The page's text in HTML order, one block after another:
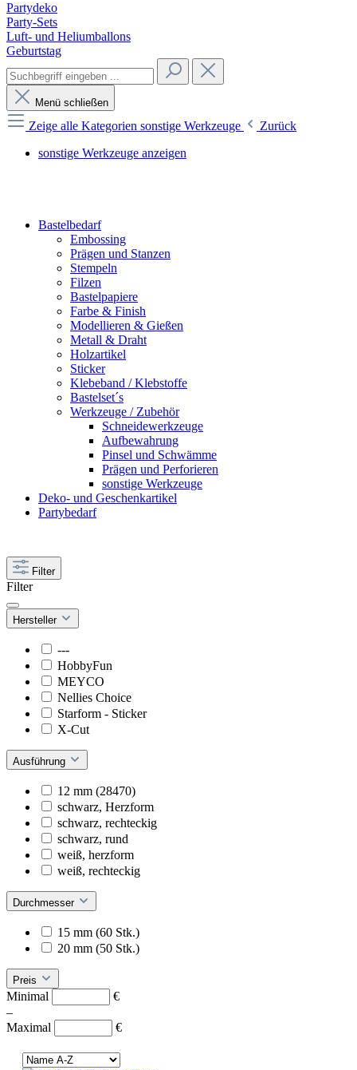
Partydeko
Party-Sets
Luft- und Heliumballons
Geburtstag
Menü schließen
Zeige alle Kategorien sonstige Werkzeuge
Zurück
sonstige Werkzeuge anzeigen
Bastelbedarf
Embossing
Prägen und Stanzen
Stempeln
Filzen
Bastelpapiere
Farbe & Finish
Modellieren & Gießen
Metall & Draht
Holzartikel
Sticker
Klebeband / Klebstoffe
Bastelset´s
Werkzeuge / Zubehör
Schneidewerkzeuge
Aufbewahrung
Pinsel und Schwämme
Prägen und Perforieren
sonstige Werkzeuge
Deko- und Geschenkartikel
Partybedarf
Filter
Filter
Hersteller
---
HobbyFun
MEYCO
Nellies Choice
Starform - Sticker
X-Cut
Ausführung
12 mm (28470)
schwarz, Herzform
schwarz, rechteckig
schwarz, rund
weiß, herzform
weiß, rechteckig
Durchmesser
15 mm (60 Stk.)
20 mm (50 Stk.)
Preis
Minimal
€
–
Maximal
€